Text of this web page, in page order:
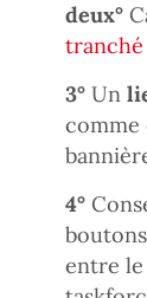
deux°
tranché
3° Un
comme
4°
entre